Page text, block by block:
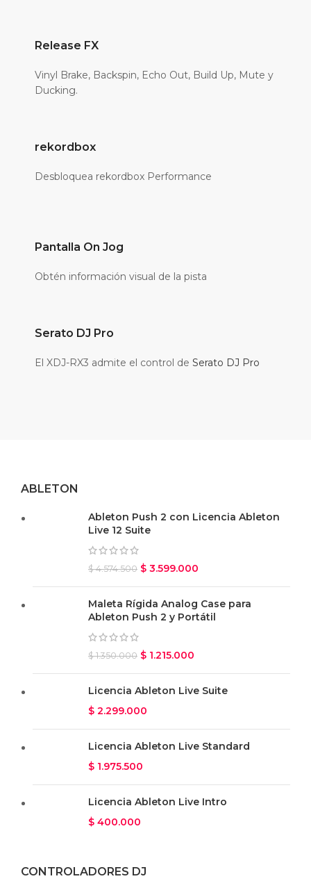
Release FX
Vinyl Brake, Backspin, Echo Out, Build Up, Mute y
Ducking.
rekordbox
Desbloquea rekordbox Performance
Pantalla On Jog
Obtén información visual de la pista
Serato DJ Pro
El XDJ-RX3 admite el control deSerato DJ Pro
ABLETON
Ableton Push 2 con Licencia Ableton
Live 12 Suite
$4.574.500 $ 3.599.000
Maleta Rígida Analog Case para
Ableton Push 2 y Portátil
$1.350.000 $ 1.215.000
Licencia Ableton Live Suite
$ 2.299.000
Licencia Ableton Live Standard
$ 1.975.500
Licencia Ableton Live Intro
$ 400.000
CONTROLADORES DJ